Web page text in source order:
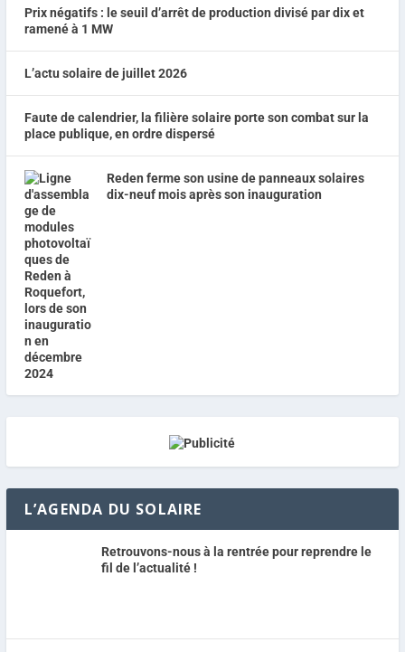
Prix négatifs : le seuil d’arrêt de production divisé par dix et
ramené à 1 MW
L’actu solaire de juillet 2026
Faute de calendrier, la filière solaire porte son combat sur la
place publique, en ordre dispersé
Reden ferme son usine de panneaux solaires
dix-neuf mois après son inauguration
L’AGENDA DU SOLAIRE
Retrouvons-nous à la rentrée pour reprendre le
fil de l’actualité !